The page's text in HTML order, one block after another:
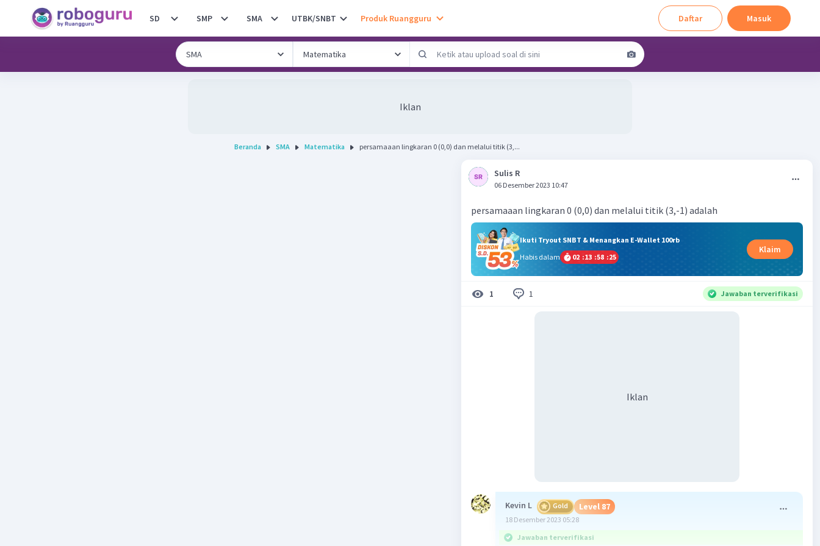
SD SMP SMA UTBK/SNBT Produk Ruangguru Daftar Masuk
Iklan
Beranda SMA Matematika persamaaan lingkaran 0 (0,0) dan melalui titik (3,...
Sulis R
06 Desember 2023 10:47
persamaaan lingkaran 0 (0,0) dan melalui titik (3,-1) adalah
Ikuti Tryout SNBT & Menangkan E-Wallet 100rb
Habis dalam
02 :13 :58 :25
Klaim
1 1 Jawaban terverifikasi
Iklan
Kevin L Gold Level 87
18 Desember 2023 05:28
Jawaban terverifikasi